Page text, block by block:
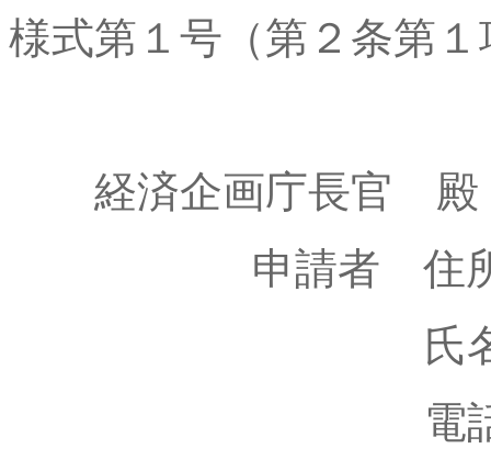
様式第１号（第２条第
経済企画庁長官 殿
申請